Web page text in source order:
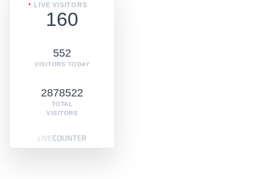
LIVE VISITORS
160
552
VISITORS TODAY
2878522
TOTAL
VISITORS